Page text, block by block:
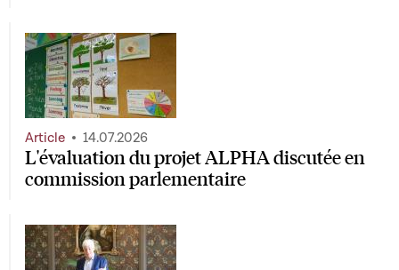
L'évaluation du projet ALPHA discutée en
commission parlementaire
Article 14.07.2026